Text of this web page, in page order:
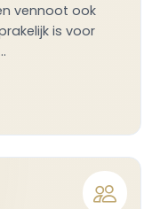
vennoot ook
is voor